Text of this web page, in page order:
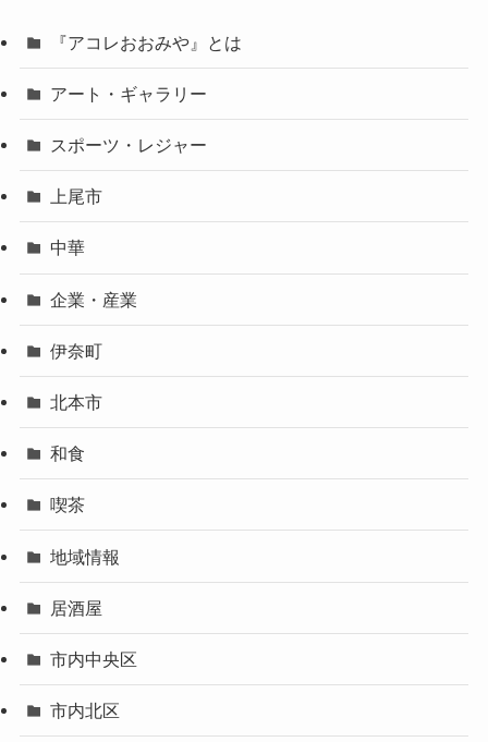
『アコレおおみや』とは
アート・ギャラリー
スポーツ・レジャー
上尾市
中華
企業・産業
伊奈町
北本市
和食
喫茶
地域情報
居酒屋
市内中央区
市内北区